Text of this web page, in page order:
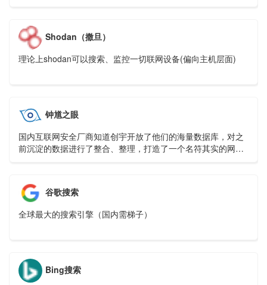
Shodan（撒旦）
理论上shodan可以搜索、监控一切联网设备(偏向主机层面)
钟馗之眼
国内互联网安全厂商知道创宇开放了他们的海量数据库，对之
前沉淀的数据进行了整合、整理，打造了一个名符其实的网络
谷歌搜索
全球最大的搜索引擎（国内需梯子）
Bing搜索